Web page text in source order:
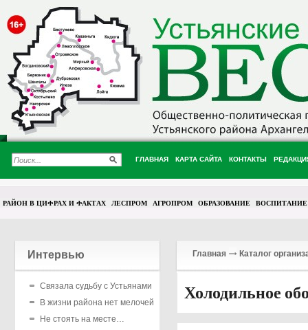
ГЛАВНАЯ КАРТА САЙТА КОНТАКТЫ
РАЙОН В ЦИФРАХ И ФАКТАХ ЛЕСПРОМ АГРОПРОМ ОБРАЗОВАНИЕ ВОСПИТАНИЕ
Интервью
Связала судьбу с Устьянами
В жизни района нет мелочей
Не стоять на месте…
Главная Каталог
Холодильное